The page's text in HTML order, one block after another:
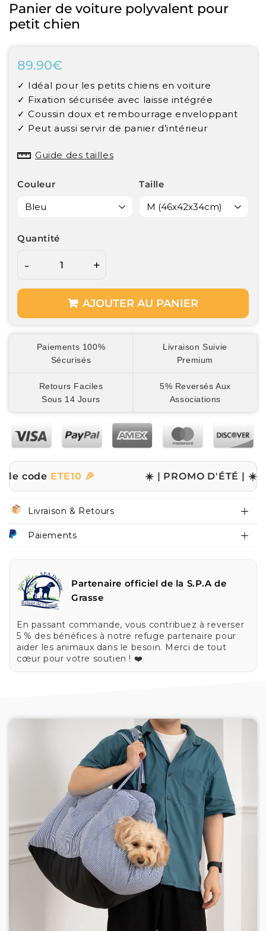
Panier de voiture polyvalent pour
petit chien
89.90€
Unit
price
✓ Idéal pour les petits chiens en voiture
✓ Fixation sécurisée avec laisse intégrée
✓ Coussin doux et rembourrage enveloppant
✓ Peut aussi servir de panier d’intérieur
Guide des tailles
Couleur Taille
Quantité
- +
AJOUTER AU PANIER
Paiements 100%
Sécurisés
Livraison Suivie
Premium
Retours Faciles
Sous 14 Jours
5% Reversés Aux
Associations
ETE10 🎉 ☀️ | PROMO D'ÉTÉ | ☀️✨ -10%
Livraison & Retours
Paiements
Partenaire officiel de la S.P.A de
Grasse
En passant commande, vous contribuez à reverser
5 % des bénéfices à notre refuge partenaire pour
aider les animaux dans le besoin. Merci de tout
cœur pour votre soutien ! ❤️